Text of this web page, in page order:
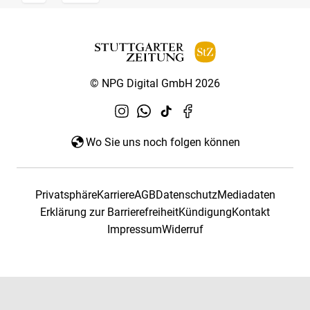
© NPG Digital GmbH 2026
Wo Sie uns noch folgen können
PrivatsphäreKarriereAGBDatenschutzMediadaten
Erklärung zur BarrierefreiheitKündigungKontakt
ImpressumWiderruf